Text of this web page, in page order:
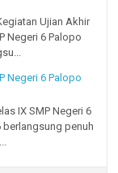
Ujian Akhir
Negeri 6 Palopo
Negeri 6 Palopo
IX SMP Negeri 6
berlangsung penuh